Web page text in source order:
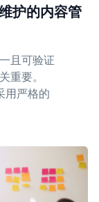
护的内容管
且可验证
重要。
用严格的